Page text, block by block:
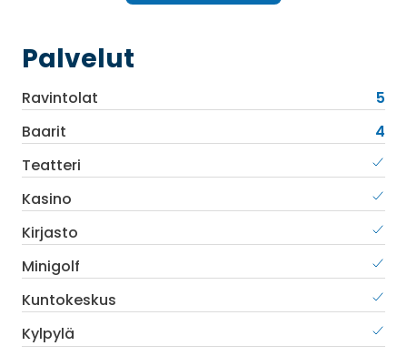
Palvelut
Ravintolat
5
Baarit
4
Teatteri
Kasino
Kirjasto
Minigolf
Kuntokeskus
Kylpylä